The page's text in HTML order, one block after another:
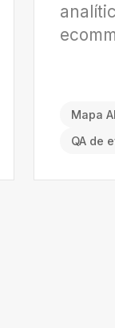
Mapa
QA de